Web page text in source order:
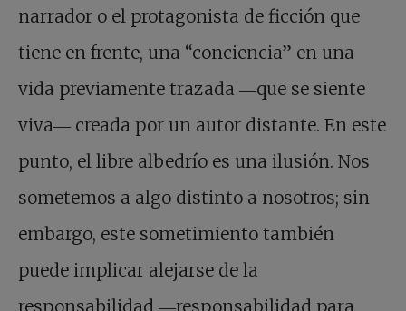
narrador o el protagonista de ficción que
tiene en frente, una “conciencia” en una
vida previamente trazada ―que se siente
viva― creada por un autor distante. En este
punto, el libre albedrío es una ilusión. Nos
sometemos a algo distinto a nosotros; sin
embargo, este sometimiento también
puede implicar alejarse de la
responsabilidad ―responsabilidad para